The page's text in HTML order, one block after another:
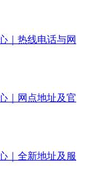
｜热线电话与网
｜网点地址及官
｜全新地址及服